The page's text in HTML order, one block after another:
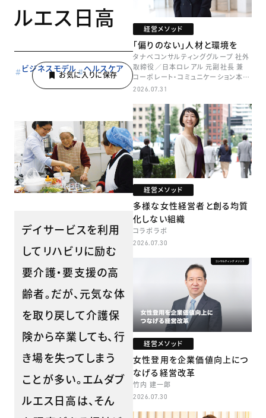
ルエス日高
ビジネスモデル ヘルスケア
デイサービスを利用
してリハビリに励む
要介護・要支援の高
齢者。だが、元気な体
を取り戻して介護保
険から卒業しても、行
き場を失ってしまう
ことが多い。エムダブ
ルエス日高は、そん
経営メソッド
「偏りのない」人材と環境を
タナベコンサルティンググループ 社外
取締役／日本ロレアル 元副社長 兼
コーポレート・コミュニケーション本部
本部長／キャリアコンサルタント 井村
2026.07.31
経営メソッド
多様な女性経営者と創る均質
化しない組織
コラボラボ
2026.07.30
経営メソッド
女性登用を企業価値向上につ
なげる経営改革
竹内 建一郎
2026.07.30